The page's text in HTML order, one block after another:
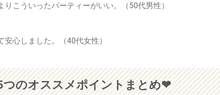
こういったパーティーがいい。（50代男性）
心しました。（40代女性）
つのオススメポイントまとめ❤